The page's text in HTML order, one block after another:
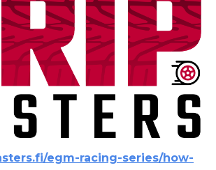
egm-racing-series/how-